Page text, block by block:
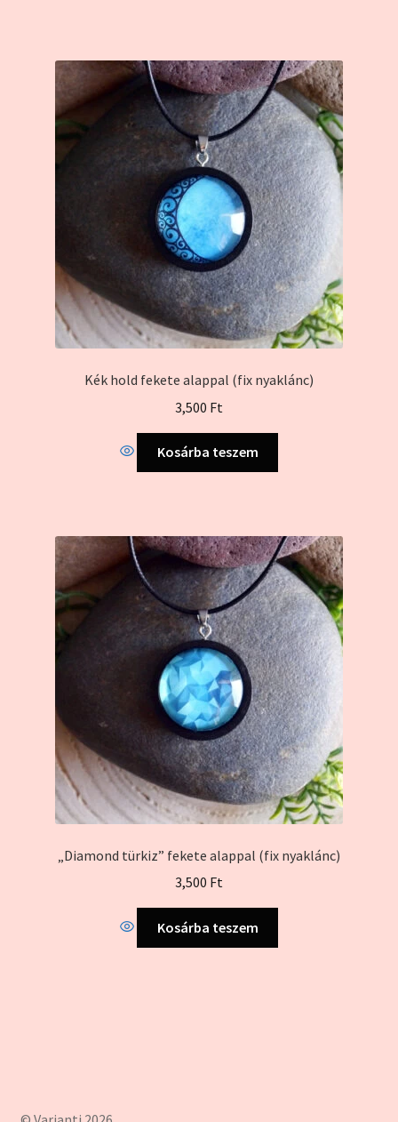
Kék hold fekete alappal (fix nyaklánc)
3,500 Ft
Kosárba teszem
„Diamond türkiz” fekete alappal (fix nyaklánc)
3,500 Ft
Kosárba teszem